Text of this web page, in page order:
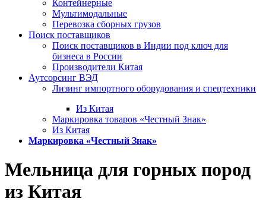
Контейнерные
Мультимодальные
Перевозка сборных грузов
Поиск поставщиков
Поиск поставщиков в Индии под ключ для
бизнеса в России
Производители Китая
Аутсорсинг ВЭД
Лизинг импортного оборудования и спецтехники
Из Китая
Маркировка товаров «Честный Знак»
Из Китая
Маркировка «Честный Знак»
Мельница для горных пород
из Китая